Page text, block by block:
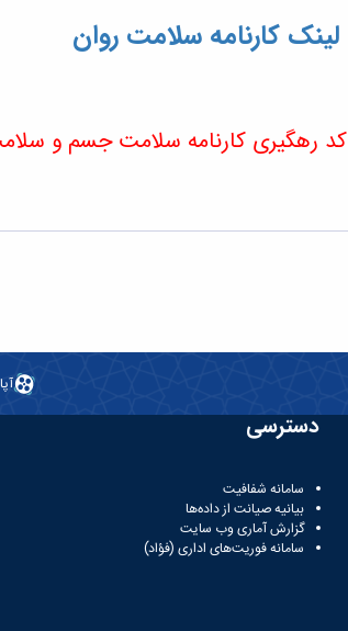
لینک کارنامه سلامت روان
کارنامه سلامت جسم و سلامت
دسترسی
سامانه شفافیت
بیانیه صیانت از داده‌ها
گزارش آماری وب‌ سایت
سامانه فوریت‌های اداری (فؤاد)